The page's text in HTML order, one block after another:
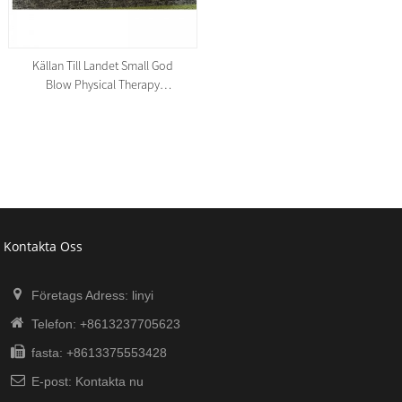
Källan Till Landet Small God
Blow Physical Therapy
Kontakta Oss
Företags Adress: linyi
Telefon:+8613237705623
fasta:+8613375553428
E-post: Kontakta nu